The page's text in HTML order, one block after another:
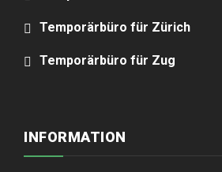
Temporärbüro für Zürich
Temporärbüro für Zug
INFORMATION